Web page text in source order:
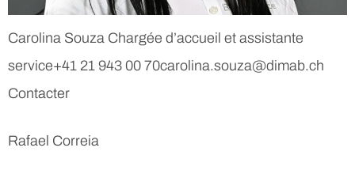
Carolina Souza Chargée d’accueil et assistante
service+41 21 943 00 70carolina.souza@dimab.ch
Contacter
Rafael Correia